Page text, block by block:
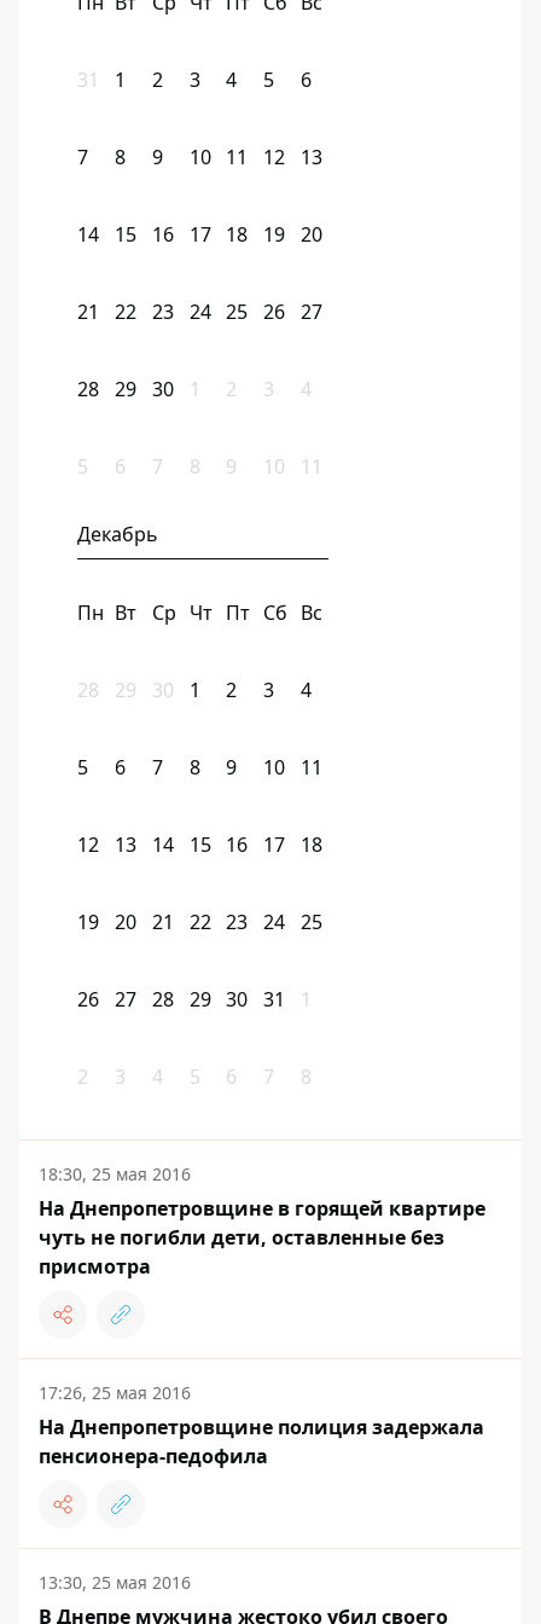
31 1 2 3 4 5 6
7 8 9 10 11 12 13
14 15 16 17 18 19 20
21 22 23 24 25 26 27
28 29 30 1 2 3 4
5 6 7 8 9 10 11
Декабрь
Пн Вт Ср Чт Пт Сб Вс
28 29 30 1 2 3 4
5 6 7 8 9 10 11
12 13 14 15 16 17 18
19 20 21 22 23 24 25
26 27 28 29 30 31 1
2 3 4 5 6 7 8
18:30, 25 мая 2016
На Днепропетровщине в горящей квартире
чуть не погибли дети, оставленные без
присмотра
17:26, 25 мая 2016
На Днепропетровщине полиция задержала
пенсионера-педофила
13:30, 25 мая 2016
В Днепре мужчина жестоко убил своего